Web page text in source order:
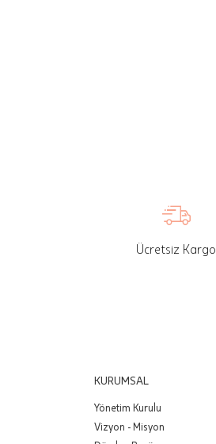
Ücretsiz Kargo
KURUMSAL
Yönetim Kurulu
Vizyon - Misyon